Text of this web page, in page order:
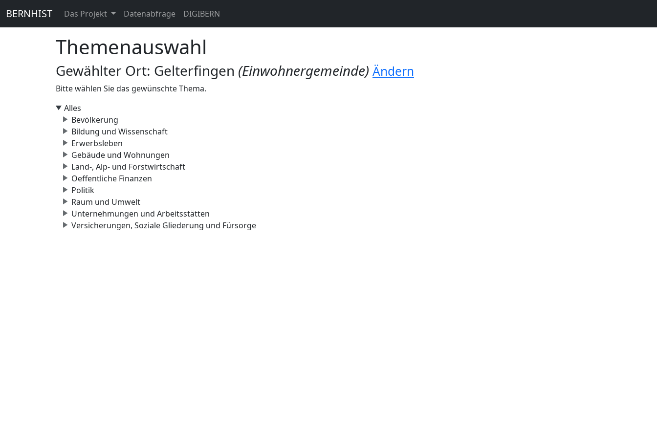
BERNHIST Das Projekt Datenabfrage DIGIBERN
Themenauswahl
Gewählter Ort: Gelterfingen (Einwohnergemeinde) Ändern
Bitte wählen Sie das gewünschte Thema.
Alles
Bevölkerung
Bildung und Wissenschaft
Erwerbsleben
Gebäude und Wohnungen
Land-, Alp- und Forstwirtschaft
Oeffentliche Finanzen
Politik
Raum und Umwelt
Unternehmungen und Arbeitsstätten
Versicherungen, Soziale Gliederung und Fürsorge